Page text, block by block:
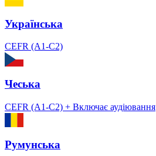
Українська
CEFR (A1-C2)
Чеська
CEFR (A1-C2) + Включає аудіювання
Румунська